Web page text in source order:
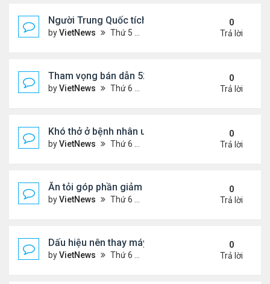
Người Trung Quốc tích cực mua bán đồ hiệu cũ
byVietNews Thứ 5 Tháng 9 29, 2022 4:43 pm
0
Trả lời
Tham vọng bán dẫn 52 tỷ USD 'khó nhằn' của Mỹ
byVietNews Thứ 6 Tháng 8 19, 2022 5:14 pm
0
Trả lời
Khó thở ở bệnh nhân ung thư phổi
byVietNews Thứ 6 Tháng 8 19, 2022 5:13 pm
0
Trả lời
Ăn tỏi góp phần giảm cholesterol 'xấu'
byVietNews Thứ 6 Tháng 8 19, 2022 5:11 pm
0
Trả lời
Dấu hiệu nên thay máy giặt mới
byVietNews Thứ 6 Tháng 8 19, 2022 5:09 pm
0
Trả lời